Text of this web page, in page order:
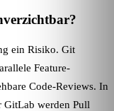
ein Risiko. Git
Feature-
Code-Reviews. In
werden Pull